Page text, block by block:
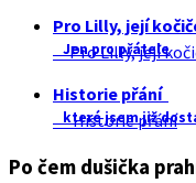
Pro Lilly, její
Jen pro přátele
Pro Lilly, její
Historie přání
které jsem již
Historie přání
Po čem dušička